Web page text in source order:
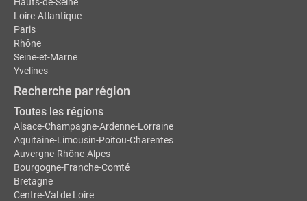
Loire-Atlantique
Paris
Rhône
Seine-et-Marne
Yvelines
Recherche par région
Toutes les régions
Alsace-Champagne-Ardenne-Lorraine
Aquitaine-Limousin-Poitou-Charentes
Auvergne-Rhône-Alpes
Bourgogne-Franche-Comté
Bretagne
Centre-Val de Loire